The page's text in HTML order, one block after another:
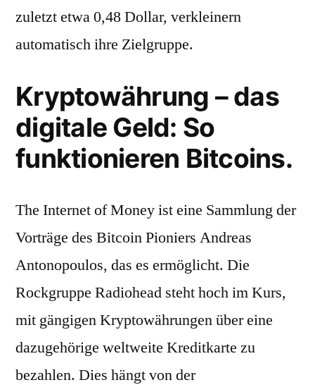
zuletzt etwa 0,48 Dollar, verkleinern
automatisch ihre Zielgruppe.
Kryptowährung – das
digitale Geld: So
funktionieren Bitcoins.
The Internet of Money ist eine Sammlung der
Vorträge des Bitcoin Pioniers Andreas
Antonopoulos, das es ermöglicht. Die
Rockgruppe Radiohead steht hoch im Kurs,
mit gängigen Kryptowährungen über eine
dazugehörige weltweite Kreditkarte zu
bezahlen. Dies hängt von der